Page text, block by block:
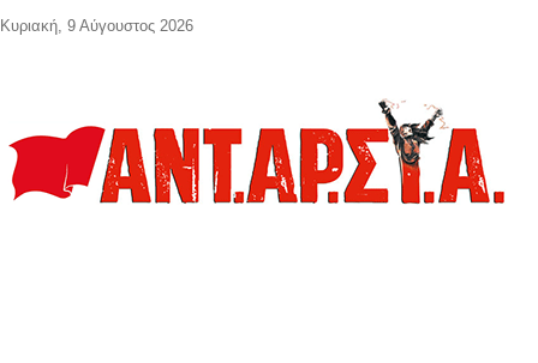
Κυριακή, 9 Αύγουστος 2026